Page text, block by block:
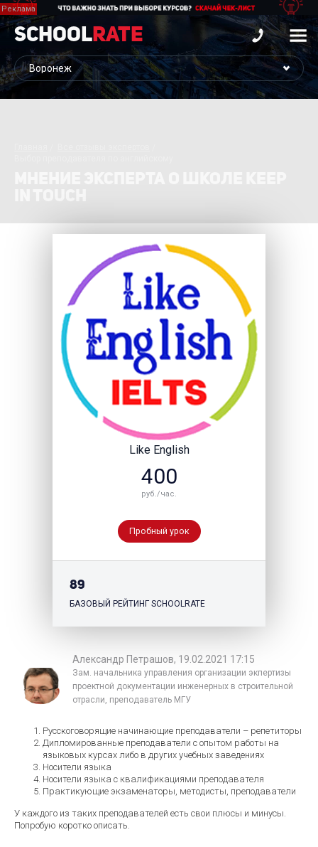
School Rate
Like English
400
руб./час.
Пробный урок
89
БАЗОВЫЙ РЕЙТИНГ SCHOOLRATE
Александр Петрашов, 19.02.2021 17:15
Зам. начальника управления организации экпертизы
проектной документации инженерных в строительной
отрасли, преподаватель МГУ
Русскоговорящие начинающие преподаватели – репетиторы
Дипломированные преподаватели с опытом работы на
языковых курсах либо в других учебных заведениях
Носители языка
Носители языка с квалификациями преподавателя
Практикующие экзаменаторы, методисты, преподаватели
У каждого из таких преподавателей есть свои плюсы и минусы.
Попробую коротко описать.